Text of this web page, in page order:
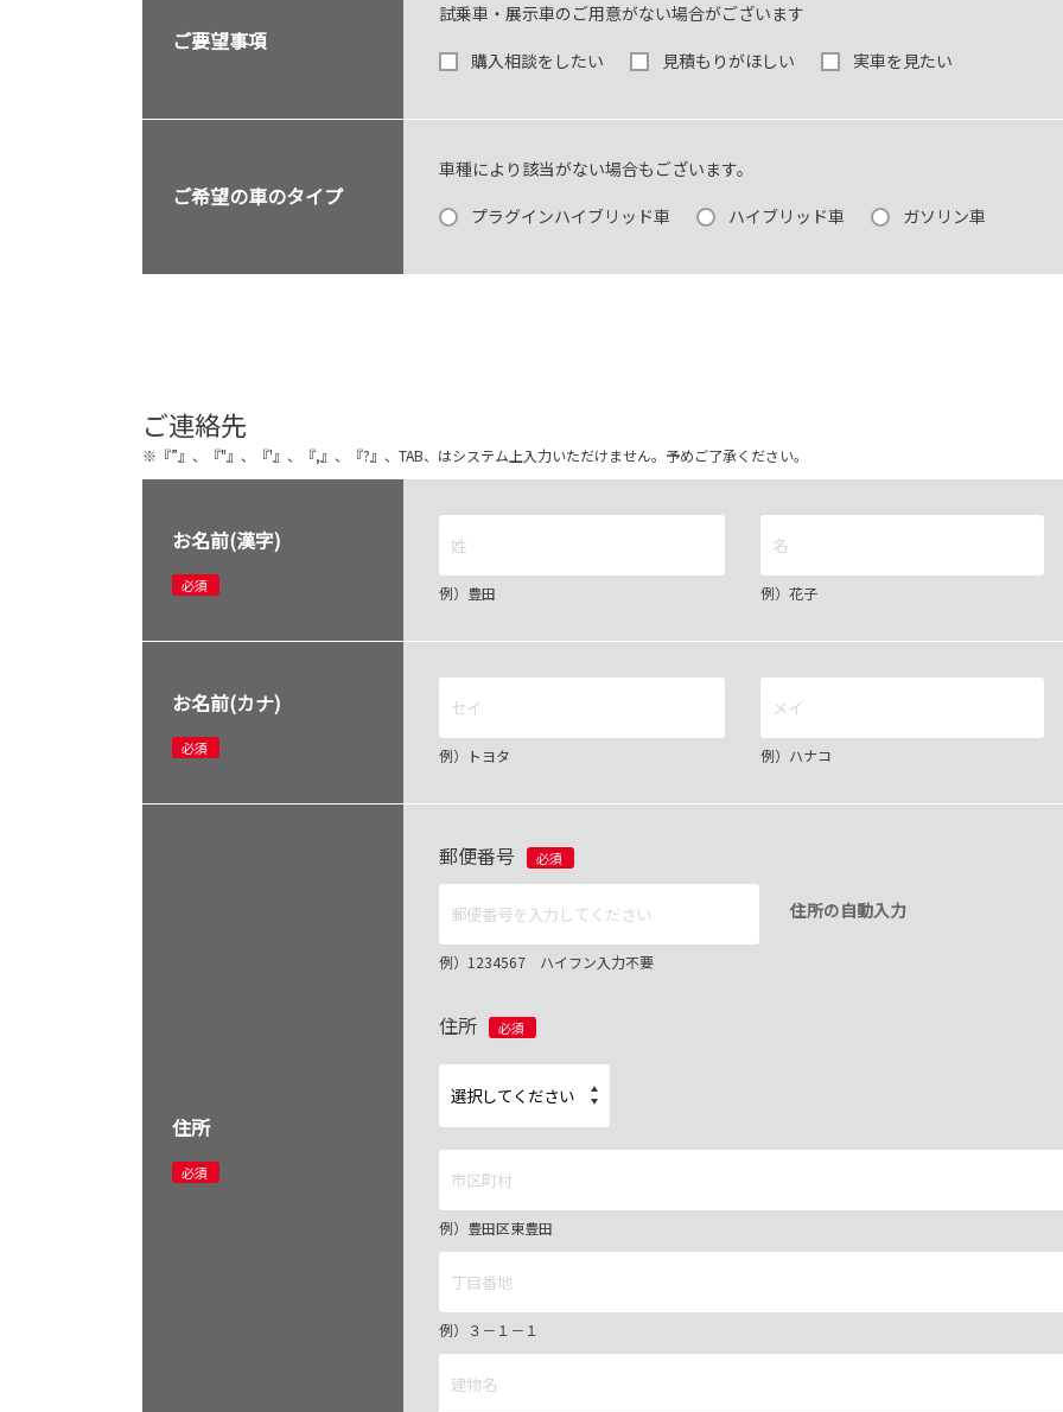
ご要望事項
試乗車・展示車のご用意がない場合がございます
購入相談をしたい
見積もりがほしい 実車を見たい
ご希望の車のタイプ
車種により該当がない場合もございます。
プラグインハイブリッド車
ハイブリッド車 ガソリン車
ご連絡先
※『”』、『"』、『'』、『,』、『?』、TAB、はシステム上入力いただけません。予めご了承ください。
お名前(漢字)
必須 例）豊田 例）花子
お名前(カナ)
必須 例）トヨタ 例）ハナコ
住所
必須
郵便番号 必須
住所の自動入力
例）1234567 ハイフン入力不要
住所 必須
例）豊田区東豊田
例）３－１－１